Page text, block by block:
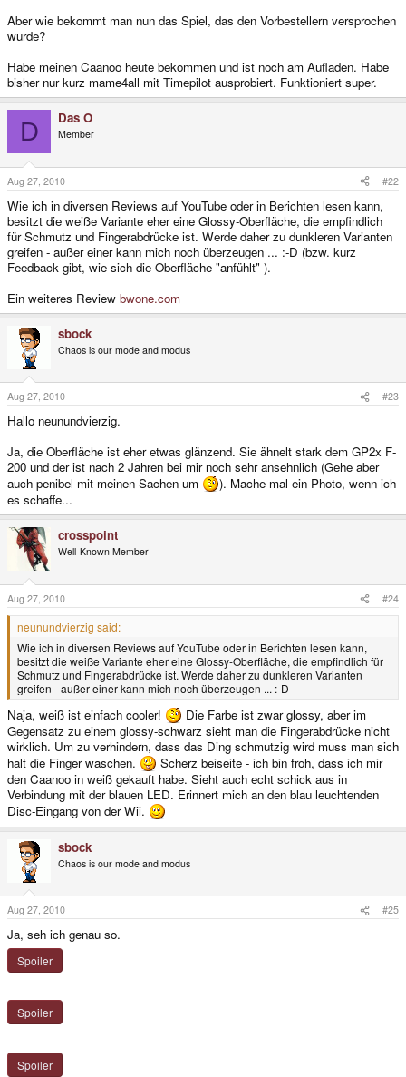
Aber wie bekommt man nun das Spiel, das den Vorbestellern versprochen
wurde?
Habe meinen Caanoo heute bekommen und ist noch am Aufladen. Habe
bisher nur kurz mame4all mit Timepilot ausprobiert. Funktioniert super.
D Das O
Member
Aug 27, 2010 #22
Wie ich in diversen Reviews auf YouTube oder in Berichten lesen kann,
besitzt die weiße Variante eher eine Glossy-Oberfläche, die empfindlich
für Schmutz und Fingerabdrücke ist. Werde daher zu dunkleren Varianten
greifen - außer einer kann mich noch überzeugen ... :-D (bzw. kurz
Feedback gibt, wie sich die Oberfläche "anfühlt" ).
Ein weiteres Review bwone.com
sbock
Chaos is our mode and modus
Aug 27, 2010 #23
Hallo neunundvierzig.
Ja, die Oberfläche ist eher etwas glänzend. Sie ähnelt stark dem GP2x F-
200 und der ist nach 2 Jahren bei mir noch sehr ansehnlich (Gehe aber
auch penibel mit meinen Sachen um
). Mache mal ein Photo, wenn ich
es schaffe...
crosspoint
Well-Known Member
Aug 27, 2010 #24
neunundvierzig said:
Wie ich in diversen Reviews auf YouTube oder in Berichten lesen kann,
besitzt die weiße Variante eher eine Glossy-Oberfläche, die empfindlich für
Schmutz und Fingerabdrücke ist. Werde daher zu dunkleren Varianten
greifen - außer einer kann mich noch überzeugen ... :-D
Naja, weiß ist einfach cooler!
Die Farbe ist zwar glossy, aber im
Gegensatz zu einem glossy-schwarz sieht man die Fingerabdrücke nicht
wirklich. Um zu verhindern, dass das Ding schmutzig wird muss man sich
halt die Finger waschen.
Scherz beiseite - ich bin froh, dass ich mir
den Caanoo in weiß gekauft habe. Sieht auch echt schick aus in
Verbindung mit der blauen LED. Erinnert mich an den blau leuchtenden
Disc-Eingang von der Wii.
sbock
Chaos is our mode and modus
Aug 27, 2010 #25
Ja, seh ich genau so.
Spoiler
Spoiler
Spoiler